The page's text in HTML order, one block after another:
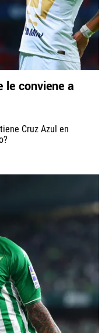
le conviene a
Cruz Azul en